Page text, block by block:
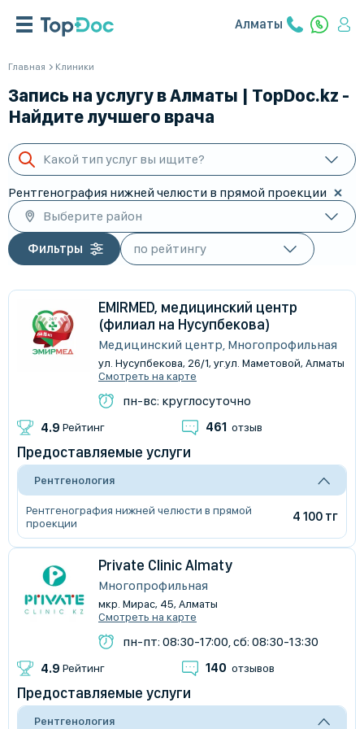
Алматы
Главная Клиники
Запись на услугу в Алматы | TopDoc.kz -
Найдите лучшего врача
Какой тип услуг вы ищите?
Рентгенография нижней челюсти в прямой проекции
Выберите район
Фильтры
EMIRMED, медицинский центр
(филиал на Нусупбекова)
Медицинский центр, Многопрофильная
ул. Нусупбекова, 26/1, уг.ул. Маметовой, Алматы
Смотреть на карте
пн-вс: круглосуточно
4.9 Рейтинг 461 отзыв
Предоставляемые услуги
Рентгенология
Рентгенография нижней челюсти в прямой
проекции
4 100 тг
Private Clinic Almaty
Многопрофильная
мкр. Мирас, 45, Алматы
Смотреть на карте
пн-пт: 08:30-17:00, сб: 08:30-13:30
4.9 Рейтинг 140 отзывов
Предоставляемые услуги
Рентгенология